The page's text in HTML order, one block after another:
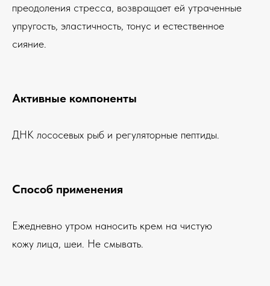
преодоления стресса, возвращает ей утраченные
упругость, эластичность, тонус и естественное
сияние.
Активные компоненты
ДНК лососевых рыб и регуляторные пептиды.
Способ применения
Ежедневно утром наносить крем на чистую
кожу лица, шеи. Не смывать.